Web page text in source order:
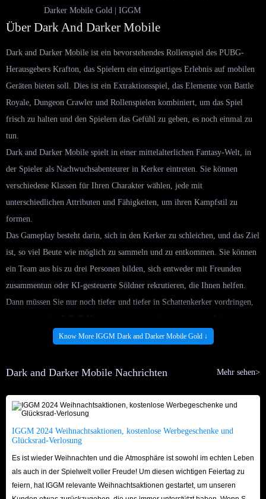
Über Dark And Darker Mobile
Dark and Darker Mobile ist ein bevorstehendes Rollenspiel des PUBG-
Herausgebers Krafton, das Spielern ein einzigartiges Erlebnis auf mobilen
Geräten bieten soll. Dies ist ein Extraktionsspiel, das Elemente von Battle
Royale, Dungeon Crawler und Rollenspielen kombiniert, um das Spiel
frisch zu halten und den Spielern das Gefühl zu geben, es noch einmal zu
tun.
Dark and Darker Mobile spielt in einer mittelalterlichen Fantasy-Welt, in
der Spieler als Nachwuchsabenteurer in Kerker eintreten. Sie können
verschiedene Klassen für Ihren Charakter wählen, jede mit
unterschiedlichen Attributen und Fähigkeiten, um ihren Kampfstil zu
formen.
Das Gameplay besteht darin, sich in den Kerker zu schleichen, und das Ziel
ist, so viel Beute wie möglich zu sammeln und zu entkommen. Sie können
ein Team aus bis zu drei Personen bilden, sich entweder mit Freunden
zusammentun oder KI-gesteuerte Söldner rekrutieren, die Ihnen helfen.
Dann müssen Sie nur noch tiefer und tiefer in Schattenkerker vordringen,
ein aufregendes PvPvE-Kampfabenteuer erleben, mysteriöse Schätze
entdecken, schreckliche Monster besiegen und entkommen, bevor die
Gold ist die Premiumwährung in Dark and Darker Mobile und kann
verwendet werden, um Gegenstände aus dem In-Game-Store einzulösen,
wie z. B. Charakterklassen, kosmetische Gegenstände und Buffs. DND
Mobile Gold kann auch verwendet werden, um die Spielzeit in Dungeons
zu verlängern. Wenn Sie also im Spiel vorankommen möchten, ist es der
Know More IGGM Dark and Darker Mobile Gold ↓
Dark and Darker Mobile Nachrichten Mehr sehen>
IGGM 2024 Weihnachtsaktionen, kostenlose Werbegeschenke und
Glücksrad-Verlosung
Es ist wieder Weihnachten und die Atmosphäre ist sowohl im echten Leben
als auch in der Spielwelt voller Freude! Um diesen wichtigen Feiertag zu
feiern, hat IGGM relevante Weihnachtsaktionen gestartet, um unseren